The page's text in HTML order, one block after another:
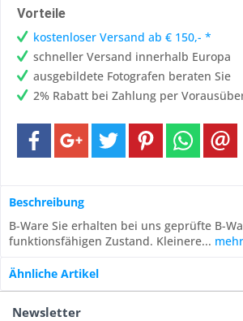
Vorteile
kostenloser Versand ab € 150,- *
schneller Versand innerhalb Europa
ausgebildete Fotografen beraten Sie
2% Rabatt bei Zahlung per
Beschreibung
B-Ware Sie erhalten bei uns geprüfte B-
funktionsfähigen Zustand. Kleinere... mehr
Ähnliche Artikel
Newsletter